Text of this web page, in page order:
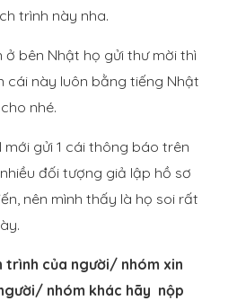
trình này nha.
ở bên Nhật họ gửi thư mời thì
cái này luôn bằng tiếng Nhật
nhé.
mới gửi 1 cái thông báo trên
đối tượng giả lập hồ sơ
nên mình thấy là họ soi rất
trình của người/ nhóm xin
nhóm khác hãy nộp